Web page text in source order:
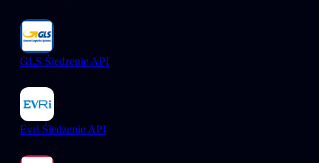
GLS Śledzenie API
Evri Śledzenie API